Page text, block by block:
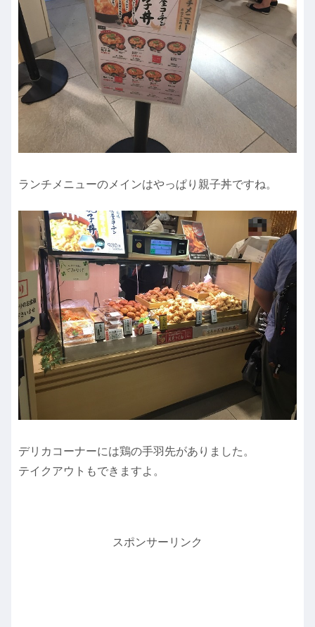
ランチメニューのメインはやっぱり親子丼ですね。
デリカコーナーには鶏の手羽先がありました。
テイクアウトもできますよ。
スポンサーリンク